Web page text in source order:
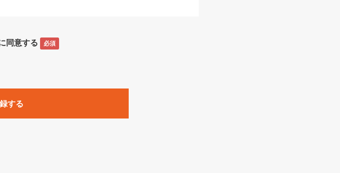
名称や内容が変更された場合、変更後のサービスを含
ベントやキャンペーンをいいます。
」「ECzine」「Biz/Zine」「HRzine」
同意する 必須
する